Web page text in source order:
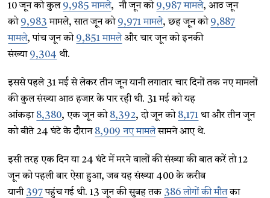
10 जून को कुल 9,985 मामले, नौ जून को 9,987 मामले, आठ जून
को 9,983 मामले, सात जून को 9,971 मामले, छह जून को 9,887
मामले, पांच जून को 9,851 मामलेऔर चार जून को इनकी
संख्या 9,304 थी.
इससे पहले 31 मई से लेकर तीन जून यानी लगातार चार दिनों तक नए मामलों
की कुल संख्या आठ हजार के पार रही थी. 31 मई को यह
आंकड़ा 8,380, एक जून को 8,392, दो जून को 8,171 था और तीन जून
को बीते 24 घंटे के दौरान 8,909 नए मामलेसामने आए थे.
इसी तरह एक दिन या 24 घंटे में मरने वालों की संख्या की बात करें तो 12
जून को पहली बार ऐसा हुआ, जब यह संख्या 400 के करीब
यानी 397पहुंच गई थी. 13 जून की सुबह तक 386 लोगों की मौतका